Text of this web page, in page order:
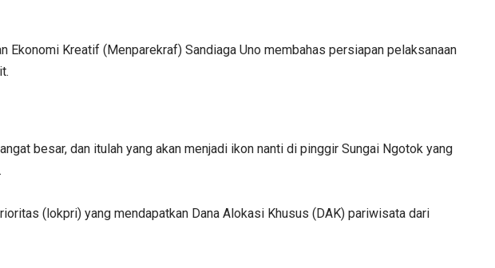
Kreatif (Menparekraf) Sandiaga Uno membahas persiapan pelaksanaan
besar, dan itulah yang akan menjadi ikon nanti di pinggir Sungai Ngotok yang
(lokpri) yang mendapatkan Dana Alokasi Khusus (DAK) pariwisata dari